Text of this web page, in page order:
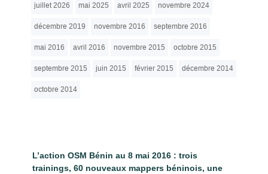
juillet 2026 mai 2025 avril 2025 novembre 2024
décembre 2019 novembre 2016 septembre 2016
mai 2016 avril 2016 novembre 2015 octobre 2015
septembre 2015 juin 2015 février 2015 décembre 2014
octobre 2014
L’action OSM Bénin au 8 mai 2016 : trois
trainings, 60 nouveaux mappers béninois, une